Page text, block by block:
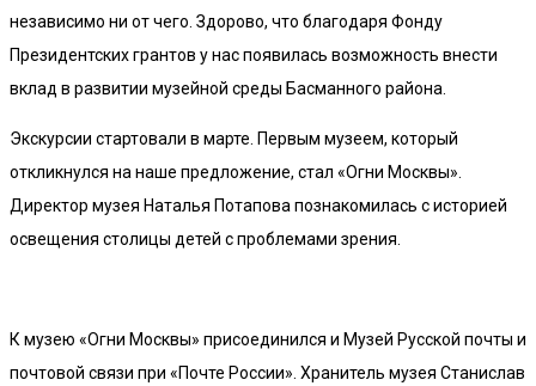
независимо ни от чего. Здорово, что благодаря Фонду
Президентских грантов у нас появилась возможность внести
вклад в развитии музейной среды Басманного района.
Экскурсии стартовали в марте. Первым музеем, который
откликнулся на наше предложение, стал «Огни Москвы».
Директор музея Наталья Потапова познакомилась с историей
освещения столицы детей с проблемами зрения.
К музею «Огни Москвы» присоединился и Музей Русской почты и
почтовой связи при «Почте России». Хранитель музея Станислав